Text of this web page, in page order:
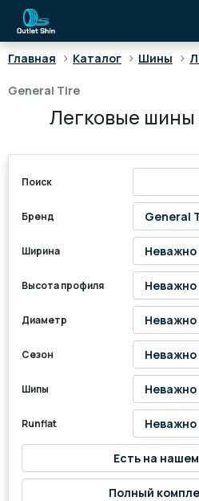
Главная > Каталог > Шины >
General Tire
Легковые шины
Поиск
Бренд
Ширина
Высота профиля
Диаметр
Сезон
Шипы
Runflat
Есть на
Полный